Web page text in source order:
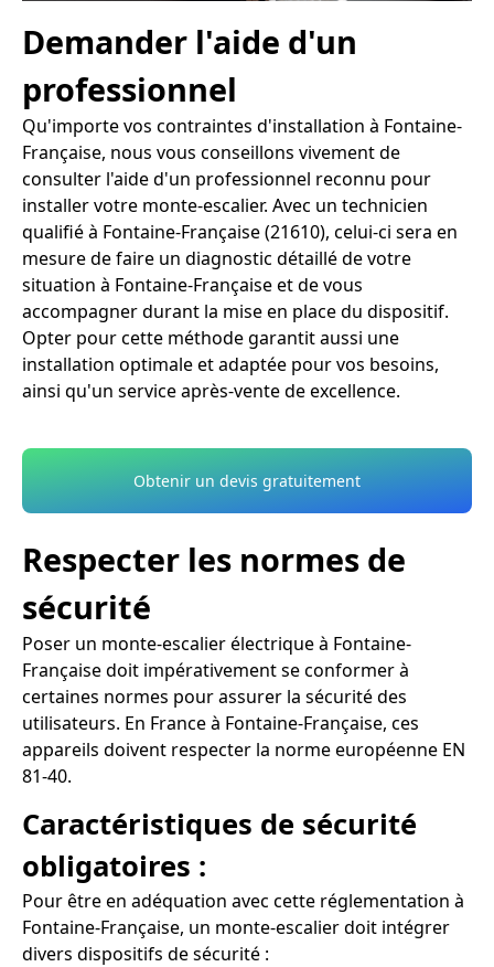
Demander l'aide d'un
professionnel
Qu'importe vos contraintes d'installation à Fontaine-
Française, nous vous conseillons vivement de
consulter l'aide d'un professionnel reconnu pour
installer votre monte-escalier. Avec un technicien
qualifié à Fontaine-Française (21610), celui-ci sera en
mesure de faire un diagnostic détaillé de votre
situation à Fontaine-Française et de vous
accompagner durant la mise en place du dispositif.
Opter pour cette méthode garantit aussi une
installation optimale et adaptée pour vos besoins,
ainsi qu'un service après-vente de excellence.
Obtenir un devis gratuitement
Respecter les normes de
sécurité
Poser un monte-escalier électrique à Fontaine-
Française doit impérativement se conformer à
certaines normes pour assurer la sécurité des
utilisateurs. En France à Fontaine-Française, ces
appareils doivent respecter la norme européenne EN
81-40.
Caractéristiques de sécurité
obligatoires :
Pour être en adéquation avec cette réglementation à
Fontaine-Française, un monte-escalier doit intégrer
divers dispositifs de sécurité :